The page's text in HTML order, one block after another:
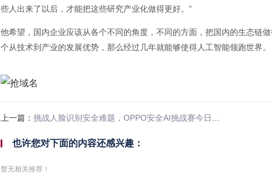
些人出来了以后，才能把这些研究产业化做得更好。”
他希望，国内企业应该从各个不同的角度，不同的方面，把国内的生态链
个从技术到产业的发展优势，那么经过几年就能够使得人工智能领跑世界。
上一篇： 挑战人脸识别安全难题，OPPO安全AI挑战赛今日开启
也许您对下面的内容还感兴趣：
暂无相关推荐！